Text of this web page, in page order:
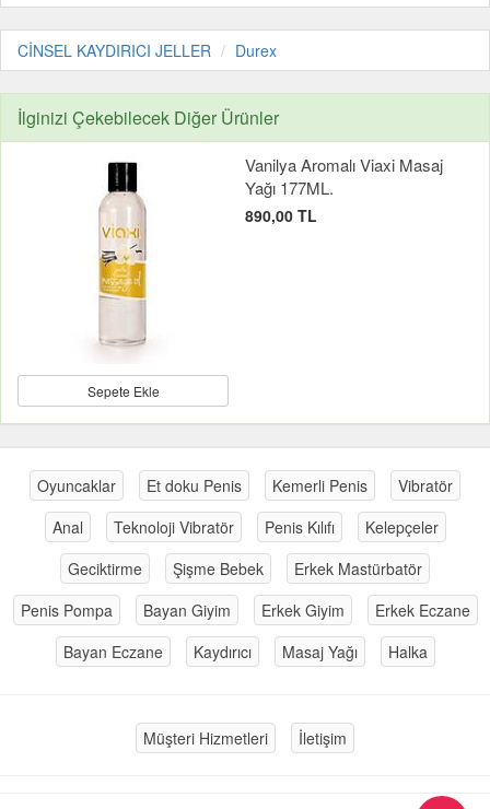
CİNSEL KAYDIRICI JELLER Durex
İlginizi Çekebilecek Diğer Ürünler
Sepete Ekle
Vanilya Aromalı Viaxi Masaj
Yağı 177ML.
890,00 TL
Oyuncaklar Et doku Penis Kemerli Penis
Vibratör
Anal
Teknoloji Vibratör Penis Kılıfı
Kelepçeler
Geciktirme
Şişme Bebek
Erkek Mastürbatör
Penis Pompa
Bayan Giyim Erkek Giyim
Erkek Eczane
Bayan Eczane
Kaydırıcı Masaj Yağı Halka
Müşteri Hizmetleri İletişim